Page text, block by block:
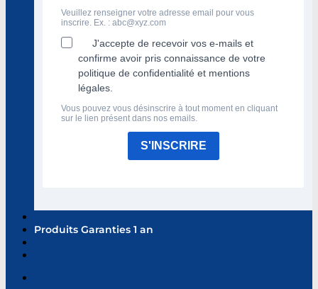
Veuillez renseigner votre adresse email pour vous
inscrire. Ex. : abc@xyz.com
J'accepte de recevoir vos e-mails et
confirme avoir pris connaissance de votre
politique de confidentialité et mentions
légales.
Vous pouvez vous désinscrire à tout moment en cliquant
sur le lien présent dans nos emails.
S'INSCRIRE
Produits Garanties 1 an